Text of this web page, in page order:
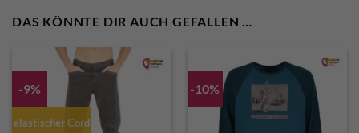
DAS KÖNNTE DIR AUCH GEFALLEN …
-9%
elastischer Cord
-10%